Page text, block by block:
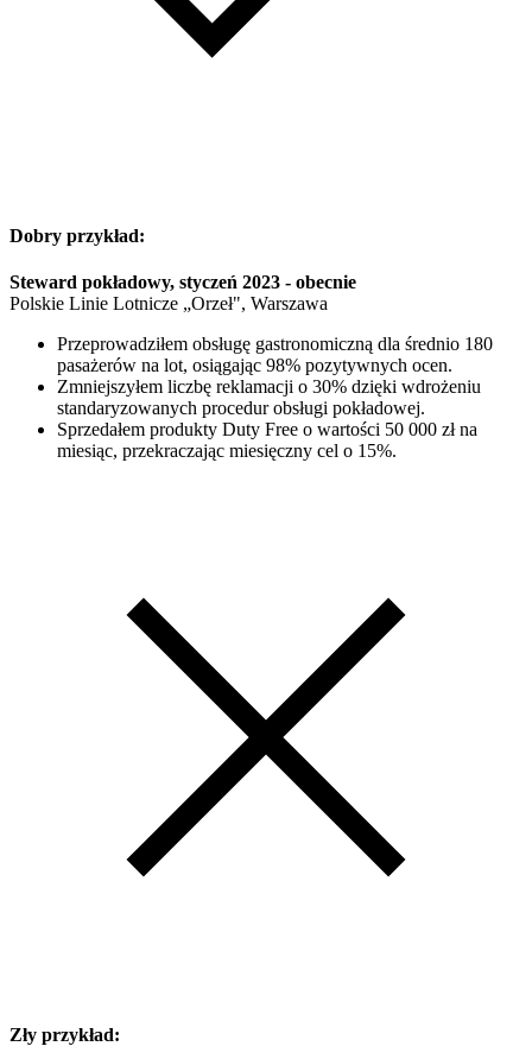
Dobry przykład:
Steward pokładowy, styczeń 2023 - obecnie
Polskie Linie Lotnicze „Orzeł", Warszawa
Przeprowadziłem obsługę gastronomiczną dla średnio 180
pasażerów na lot, osiągając 98% pozytywnych ocen.
Zmniejszyłem liczbę reklamacji o 30% dzięki wdrożeniu
standaryzowanych procedur obsługi pokładowej.
Sprzedałem produkty Duty Free o wartości 50 000 zł na
miesiąc, przekraczając miesięczny cel o 15%.
Zły przykład: